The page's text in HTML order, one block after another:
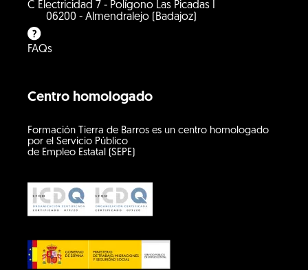
Centro homologado
Formación Tierra de Barros es un centro homologado
por el Servicio Público
de Empleo Estatal (SEPE)
C Electricidad 7 - Polígono Las Picadas I
06200 - Almendralejo (Badajoz)
FAQs